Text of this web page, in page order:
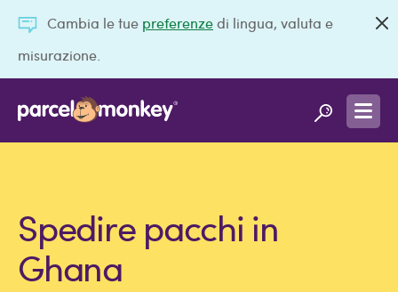
Cambia le tue preferenzedi lingua, valuta e
misurazione.
Spedire pacchi in
Ghana